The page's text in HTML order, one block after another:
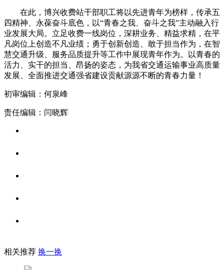
在此，博兴收费站干部职工将以先进青年为榜样，传承五
四精神、永葆奋斗底色，以“青春之我、奋斗之我”主动融入行
业发展大局。立足收费一线岗位，深耕业务、精益求精，在平
凡岗位上创造不凡业绩；勇于创新创造、敢于担当作为，在智
慧交通升级、服务品质提升等工作中展现青年作为。以青春的
活力、实干的担当、昂扬的姿态，为我省交通运输事业高质量
发展、全面推进交通强省建设贡献源源不断的青春力量！
初审编辑：何泉峰
责任编辑：闫晓辉
相关推荐 换一换